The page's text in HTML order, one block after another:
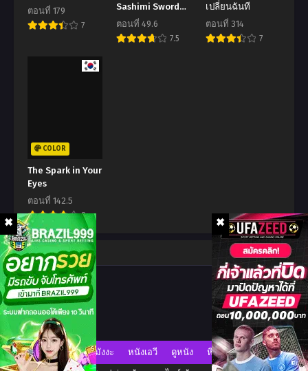
ตอนที่ 73
สิงหาคม 5, 2024
ตอนที่ 67
ตอนที่ 65
สิงหาคม 5, 2024
ตอนที่ 63
พฤษภาคม 11, 2024 พฤษภาคม 11, 2024
ตอนที่ 61
พฤษภาคม 11, 2024 เมษายน 14, 2024
ตอนที่ 59
เมษายน 14, 2024
ตอนที่ 57 ตอนที่ 56
ตอนที่ 179
7
Sashimi Sword
Master
ตอนที่ 49.6
7.5
เปลี่ยนฉันที
ตอนที่ 314
7
COLOR
The Spark in Your
Eyes
ตอนที่ 142.5
8
Comment
มังงะ หนังเอวี ดูหนัง หี